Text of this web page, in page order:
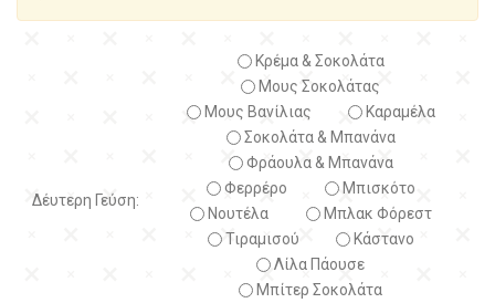
Δέυτερη Γεύση:
Κρέμα & Σοκολάτα
Μους Σοκολάτας
Μους Βανίλιας
Καραμέλα
Σοκολάτα & Μπανάνα
Φράουλα & Μπανάνα
Φερρέρο
Μπισκότο
Νουτέλα
Μπλακ Φόρεστ
Τιραμισού
Κάστανο
Λίλα Πάουσε
Μπίτερ Σοκολάτα